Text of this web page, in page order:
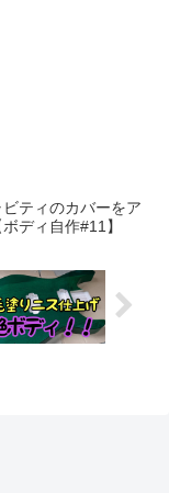
ティのカバーをア
ディ自作#11】